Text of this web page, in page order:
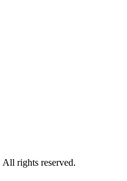
All rights reserved.